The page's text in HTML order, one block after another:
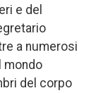
e del
a numerosi
mondo
del corpo